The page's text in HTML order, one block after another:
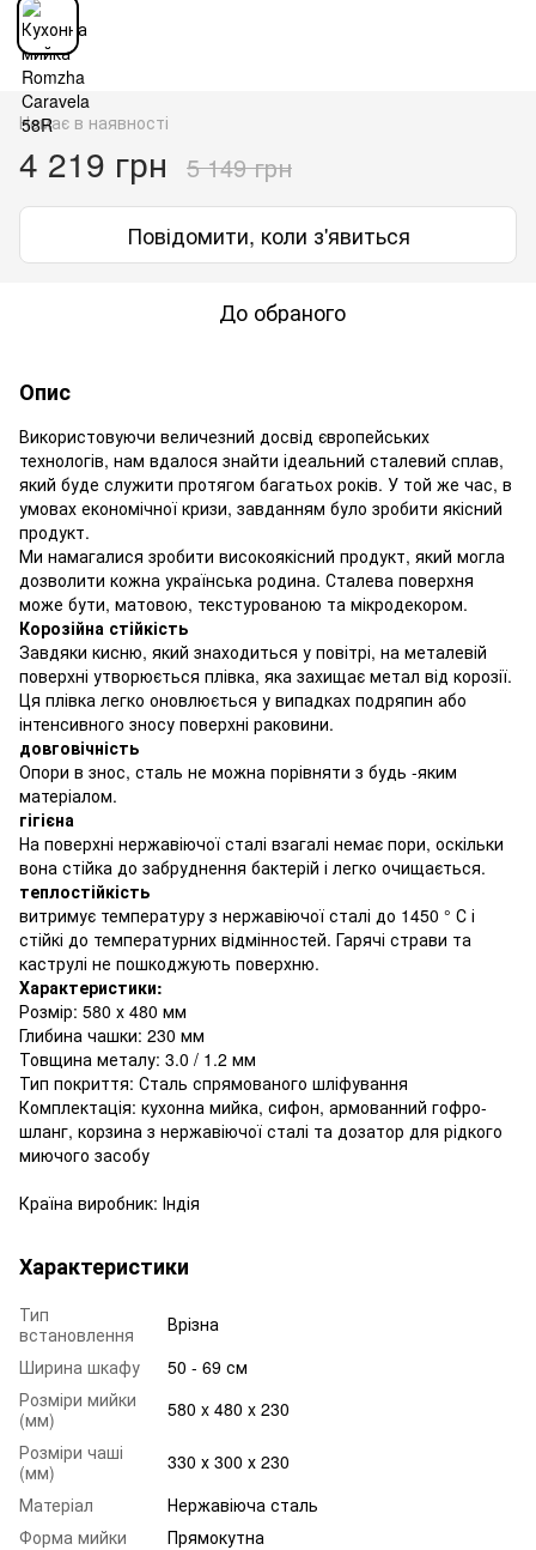
Немає в наявності
4 219 грн 5 149 грн
Повідомити, коли з'явиться
До обраного
Опис
Використовуючи величезний досвід європейських
технологів, нам вдалося знайти ідеальний сталевий сплав,
який буде служити протягом багатьох років. У той же час, в
умовах економічної кризи, завданням було зробити якісний
продукт.
Ми намагалися зробити високоякісний продукт, який могла
дозволити кожна українська родина. Сталева поверхня
може бути, матовою, текстурованою та мікродекором.
Корозійна стійкість
Завдяки кисню, який знаходиться у повітрі, на металевій
поверхні утворюється плівка, яка захищає метал від корозії.
Ця плівка легко оновлюється у випадках подряпин або
інтенсивного зносу поверхні раковини.
довговічність
Опори в знос, сталь не можна порівняти з будь -яким
матеріалом.
гігієна
На поверхні нержавіючої сталі взагалі немає пори, оскільки
вона стійка до забруднення бактерій і легко очищається.
теплостійкість
витримує температуру з нержавіючої сталі до 1450 ° С і
стійкі до температурних відмінностей. Гарячі страви та
каструлі не пошкоджують поверхню.
Характеристики:
Розмір: 580 х 480 мм
Глибина чашки: 230 мм
Товщина металу: 3.0 / 1.2 мм
Тип покриття: Сталь спрямованого шліфування
Комплектація: кухонна мийка, сифон, армованний гофро-
шланг, корзина з нержавіючої сталі та дозатор для рідкого
миючого засобу
Країна виробник: Індія
Характеристики
Тип
встановлення
Врізна
Ширина шкафу
50 - 69 см
Розміри мийки
(мм)
580 x 480 x 230
Розміри чаші
(мм)
330 х 300 х 230
Матеріал
Нержавіюча сталь
Форма мийки
Прямокутна